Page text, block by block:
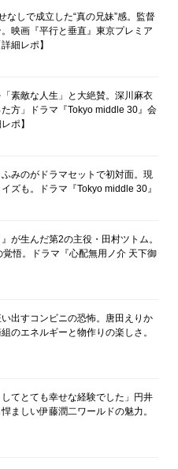
なしで成立した“真の兄妹”感。監督
映画『平行と垂直』東京プレミア
細レポ】
素敵な人生」と大絶賛。深川麻衣
方」ドラマ『Tokyo middle 30』会
ポ】
みのがドラマセットで初対面。現
ズも。ドラマ『Tokyo middle 30』
が生んだ第2の主役・田村ツトム。
悟。ドラマ『心配無用ノ介 天下御
い出すコンビニの恐怖。唐田えりか
のエネルギーと物作りの楽しさ。
してとても幸せな経験でした」円井
ましい伊藤潤二ワールドの魅力。